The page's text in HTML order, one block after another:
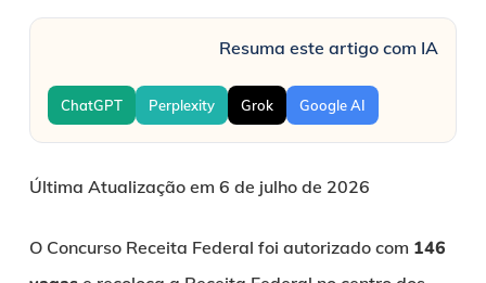
Resuma este artigo com IA
ChatGPT Perplexity Grok Google AI
Última Atualização em 6 de julho de 2026
O Concurso Receita Federal foi autorizado com 146